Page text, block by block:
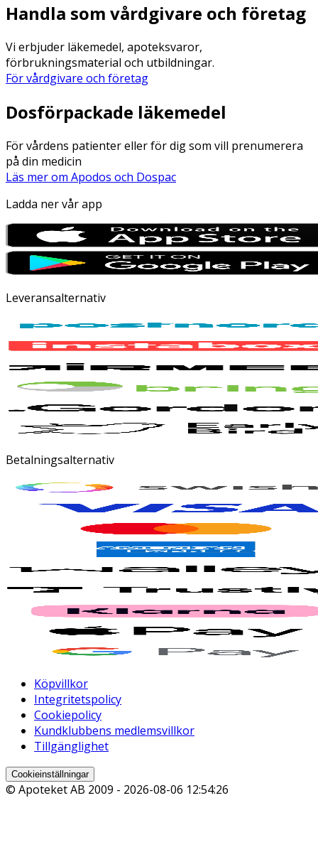
Handla som vårdgivare och företag
Vi erbjuder läkemedel, apoteksvaror,
förbrukningsmaterial och utbildningar.
För vårdgivare och företag
Dosförpackade läkemedel
För vårdens patienter eller för dig som vill prenumerera
på din medicin
Läs mer om Apodos och Dospac
Ladda ner vår app
Leveransalternativ
Betalningsalternativ
Köpvillkor
Integritetspolicy
Cookiepolicy
Kundklubbens medlemsvillkor
Tillgänglighet
Cookieinställningar
© Apoteket AB 2009 - 2026-08-06 12:54:26